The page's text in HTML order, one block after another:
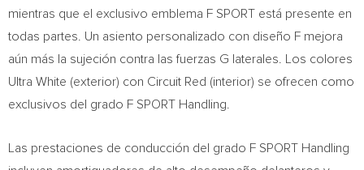
mientras que el exclusivo emblema F SPORT está presente en
todas partes. Un asiento personalizado con diseño F mejora
aún más la sujeción contra las fuerzas G laterales. Los colores
Ultra White (exterior) con Circuit Red (interior) se ofrecen como
exclusivos del grado F SPORT Handling.
Las prestaciones de conducción del grado F SPORT Handling